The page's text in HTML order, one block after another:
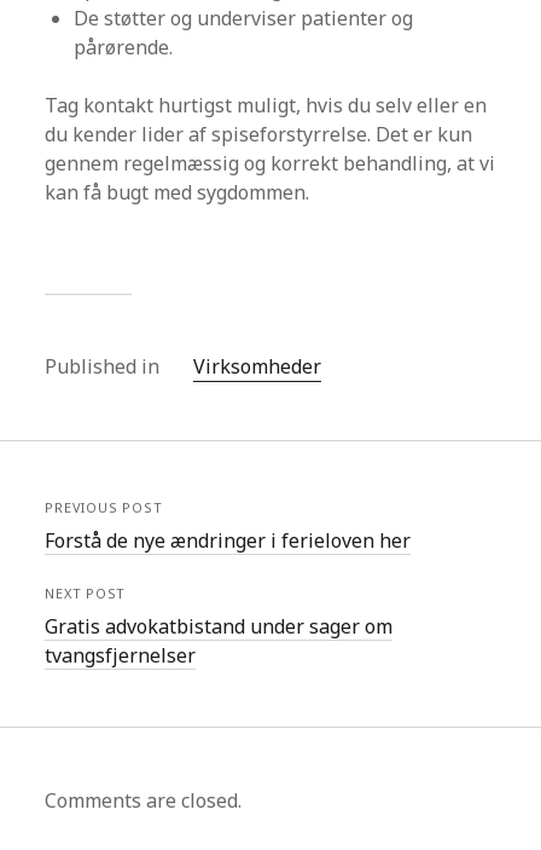
De støtter og underviser patienter og
pårørende.
Tag kontakt hurtigst muligt, hvis du selv eller en
du kender lider af spiseforstyrrelse. Det er kun
gennem regelmæssig og korrekt behandling, at vi
kan få bugt med sygdommen.
Published in Virksomheder
PREVIOUS POST
Forstå de nye ændringer i ferieloven her
NEXT POST
Gratis advokatbistand under sager om
tvangsfjernelser
Comments are closed.